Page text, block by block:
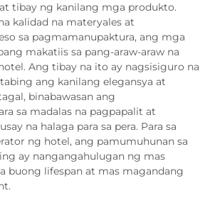
tibay ng kanilang mga produkto.
kalidad na materyales at
sa pagmamanupaktura, ang mga
makatiis sa pang-araw-araw na
Ang tibay na ito ay nagsisiguro na
ang kanilang elegansya at
binabawasan ang
sa madalas na pagpapalit at
na halaga para sa pera. Para sa
ng hotel, ang pamumuhunan sa
ay nangangahulugan ng mas
buong lifespan at mas magandang